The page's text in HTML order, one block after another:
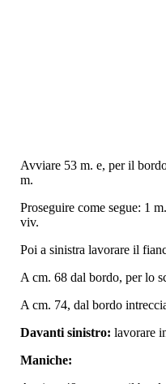
Avviare 53 m. e, per il
m.
Proseguire come segue: 1
viv.
Poi a sinistra lavorare il
A cm. 68 dal bordo, per lo
A cm. 74, dal bordo
Davanti sinistro: lavorare
Maniche: